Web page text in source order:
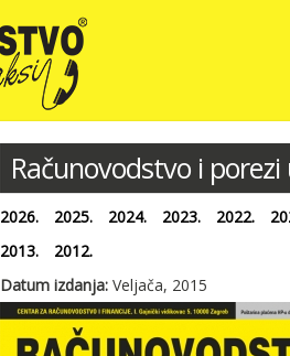
Računovodstvo i
2026. 2025. 2024. 2023. 2022.
2013.
2012.
Datum izdanja: Veljača, 2015